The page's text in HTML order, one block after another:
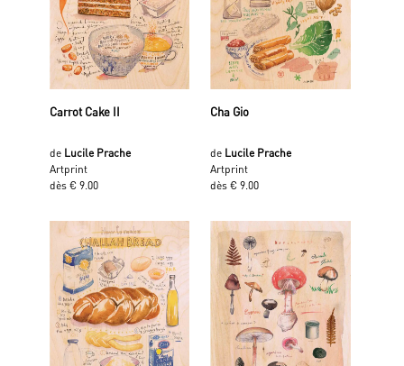
Carrot Cake II
de Lucile Prache
Artprint
dès € 9.00
Cha Gio
de Lucile Prache
Artprint
dès € 9.00